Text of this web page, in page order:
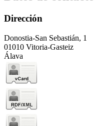
Dirección
Donostia-San Sebastián, 1
01010 Vitoria-Gasteiz
Álava